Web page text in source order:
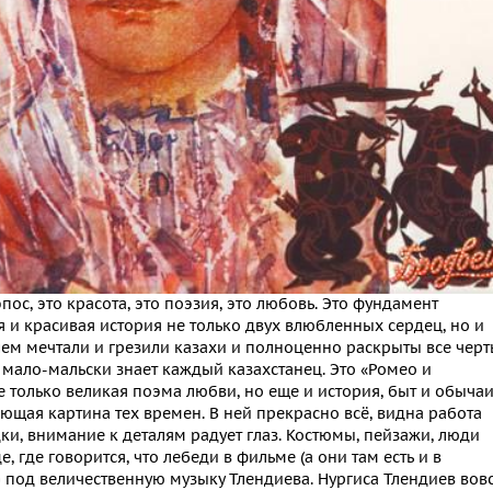
это красота, это поэзия, это любовь. Это фундамент
и красивая история не только двух влюбленных сердец, но и
мечтали и грезили казахи и полноценно раскрыты все
мальски знает каждый казахстанец. Это «Ромео и
только великая поэма любви, но еще и история, быт и обычаи
картина тех времен. В ней прекрасно всё, видна работа
внимание к деталям радует глаз. Костюмы, пейзажи, люди
где говорится, что лебеди в фильме (а они там есть и в
величественную музыку Тлендиева. Нургиса Тлендиев